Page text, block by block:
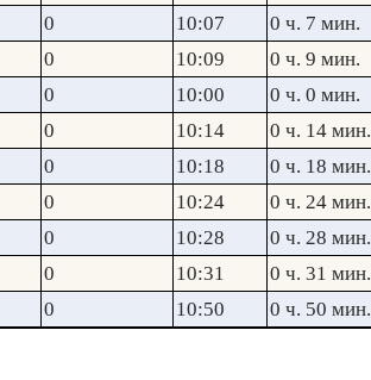
0 10:07
0 ч. 7 мин.
0 10:09
0 ч. 9 мин.
0 10:00
0 ч. 0 мин.
0 10:14
0 ч. 14 мин.
0 10:18
0 ч. 18 мин.
0 10:24
0 ч. 24 мин.
0 10:28
0 ч. 28 мин.
0 10:31
0 ч. 31 мин.
0 10:50 0 ч. 50 мин.